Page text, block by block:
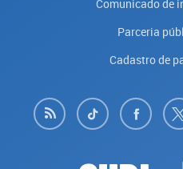
Comunicado de
Parceria
Cadastro de